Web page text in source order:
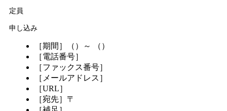
定員
申し込み
［期間］（）～ （）
［電話番号］
［ファックス番号］
［メールアドレス］
［URL］
［宛先］〒